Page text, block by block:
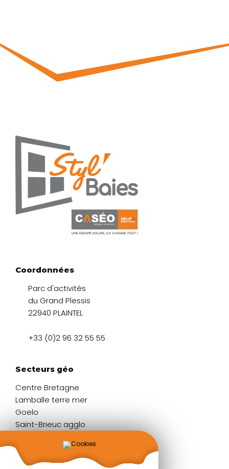
Coordonnées
Parc d'activités
du Grand Plessis
22940 PLAINTEL
+33 (0)2 96 32 55 55
Secteurs géo
Centre Bretagne
Lamballe terre mer
Goelo
Saint-Brieuc agglo
Liens rapides